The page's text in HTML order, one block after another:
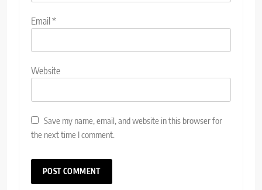
Email*
Website
Save my name, email, and website in this browser for
the next time I comment.